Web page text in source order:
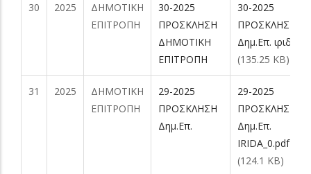
30 2025
ΔΗΜΟΤΙΚΗ
ΕΠΙΤΡΟΠΗ
30-2025
ΠΡΟΣΚΛΗΣΗ
ΔΗΜΟΤΙΚΗ
ΕΠΙΤΡΟΠΗ
30-2025
ΠΡΟΣΚΛΗΣΗ
Δημ.Επ.
(135.25 KB)
31 2025
ΔΗΜΟΤΙΚΗ
ΕΠΙΤΡΟΠΗ
29-2025
ΠΡΟΣΚΛΗΣΗ
Δημ.Επ.
29-2025
ΠΡΟΣΚΛΗΣΗ
Δημ.Επ.
IRIDA_0.pdf
(124.1 KB)